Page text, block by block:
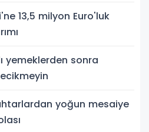
13,5 milyon Euro'luk
yemeklerden sonra
yoğun mesaiye